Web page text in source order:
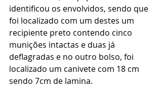
identificou os envolvidos, sendo que
foi localizado com um destes um
recipiente preto contendo cinco
munições intactas e duas já
deflagradas e no outro bolso, foi
localizado um canivete com 18 cm
sendo 7cm de lamina.